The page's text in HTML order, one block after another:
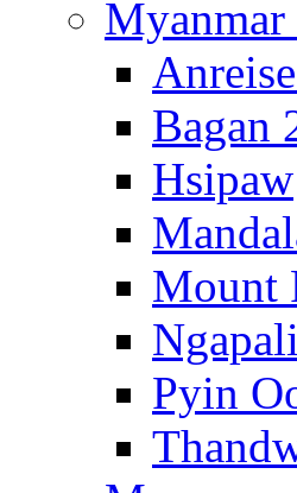
Myanmar
Bagan
Hsipaw
Mount
Pyin